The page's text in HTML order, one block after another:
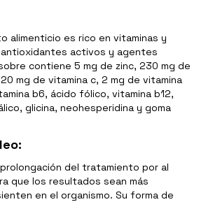
alimenticio es rico en vitaminas y
activos y agentes
contiene 5 mg de zinc, 230 mg de
mg de vitamina c, 2 mg de vitamina
b6, ácido fólico, vitamina b12,
glicina, neohesperidina y goma
del tratamiento por al
que los resultados sean más
en el organismo. Su forma de